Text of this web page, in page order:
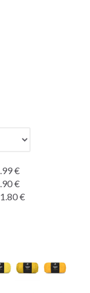
€
€
1.80 €